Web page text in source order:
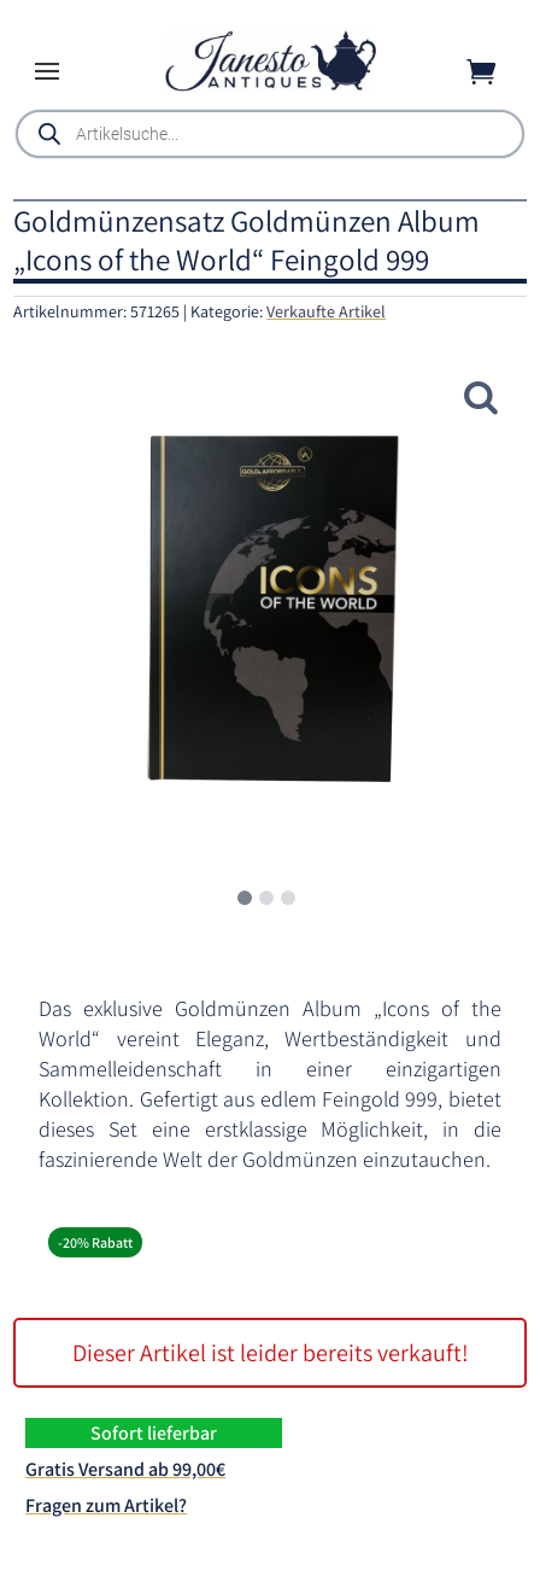

Products
search
Goldmünzensatz Goldmünzen Album
„Icons of the World“ Feingold 999
Artikelnummer:571265 Kategorie:Verkaufte Artikel
Das exklusive Goldmünzen Album „Icons of the
World“ vereint Eleganz, Wertbeständigkeit und
Sammelleidenschaft in einer einzigartigen
Kollektion. Gefertigt aus edlem Feingold 999, bietet
dieses Set eine erstklassige Möglichkeit, in die
faszinierende Welt der Goldmünzen einzutauchen.
-20% Rabatt
Dieser Artikel ist leider bereits verkauft!
Sofort lieferbar
Gratis Versand ab 99,00€
Fragen zum Artikel?